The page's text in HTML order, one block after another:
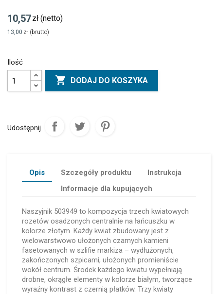
10,57zł (netto)
13,00 zł (brutto)
Ilość
 DODAJ DO KOSZYKA
Udostępnij
Opis Szczegóły produktu
Instrukcja
Informacje dla kupujących
Naszyjnik 503949 to kompozycja trzech kwiatowych
rozetów osadzonych centralnie na łańcuszku w
kolorze złotym. Każdy kwiat zbudowany jest z
wielowarstwowo ułożonych czarnych kamieni
fasetowanych w szlifie markiza – wydłużonych,
zakończonych szpicami, ułożonych promieniście
wokół centrum. Środek każdego kwiatu wypełniają
drobne, okrągłe elementy w kolorze białym, tworzące
wyraźny kontrast z czernią płatków. Trzy kwiaty